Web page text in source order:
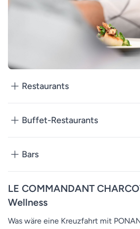
Restaurants
Buffet-Restaurants
Bars
LE COMMANDANT
Wellness
Was wäre eine Kreuzfahrt mit